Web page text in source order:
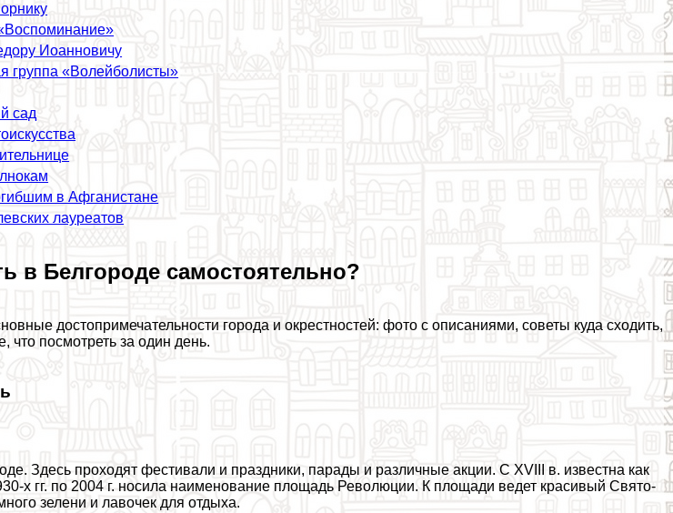
Иоанновичу
группа «Волейболисты»
сад
в Афганистане
лауреатов
в Белгороде самостоятельно?
достопримечательности города и окрестностей: фото с описаниями, советы куда сходить,
что посмотреть за один день.
Здесь проходят фестивали и праздники, парады и различные акции. С XVIII в. известна как
х гг. по 2004 г. носила наименование площадь Революции. К площади ведет красивый Свято-
зелени и лавочек для отдыха.